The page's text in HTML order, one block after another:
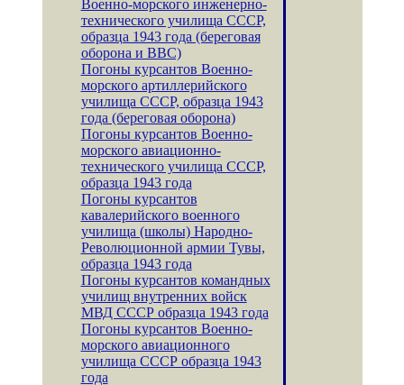
Военно-морского инженерно-
технического училища СССР,
образца 1943 года (береговая
оборона и ВВС)
Погоны курсантов Военно-
морского артиллерийского
училища СССР, образца 1943
года (береговая оборона)
Погоны курсантов Военно-
морского авиационно-
технического училища СССР,
образца 1943 года
Погоны курсантов
кавалерийского военного
училища (школы) Народно-
Революционной армии Тувы,
образца 1943 года
Погоны курсантов командных
училищ внутренних войск
МВД СССР образца 1943 года
Погоны курсантов Военно-
морского авиационного
училища СССР образца 1943
года